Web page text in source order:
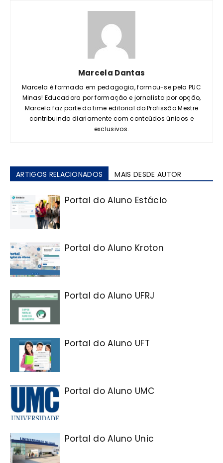
Marcela Dantas
Marcela é formada em pedagogia, formou-se pela PUC
Minas! Educadora por formação e jornalista por opção,
Marcela faz parte do time editorial do Profissão Mestre
contribuindo diariamente com conteúdos únicos e
exclusivos.
ARTIGOS RELACIONADOS MAIS DESDE AUTOR
Portal do Aluno Estácio
Portal do Aluno Kroton
Portal do Aluno UFRJ
Portal do Aluno UFT
Portal do Aluno UMC
Portal do Aluno Unic